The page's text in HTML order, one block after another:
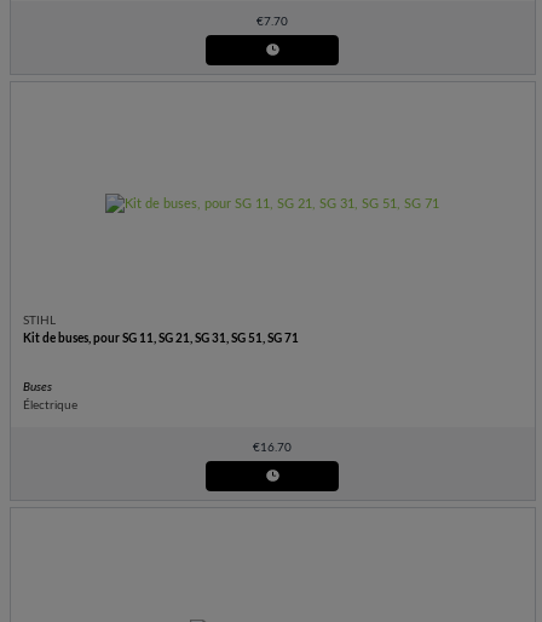
€7.70
STIHL
Kit de buses, pour SG 11, SG 21, SG 31, SG 51, SG 71
Buses
Électrique
€16.70